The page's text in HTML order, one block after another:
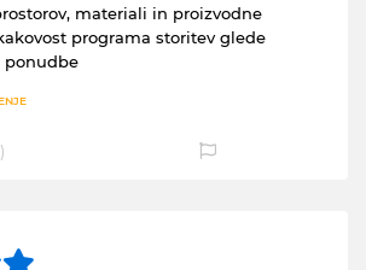
materiali in proizvodne
programa storitev glede
ponudbe
)